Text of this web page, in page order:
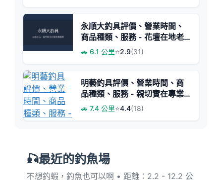
永順大釣具評價、營業時間、
商品種類、服務 - 花壇在地老
🚗 6.1 公里⭐2.9(31)
明藝釣具評價、營業時間、商
品種類、服務 - 親切實在專業
諮詢
🚗 7.4 公里⭐4.4(18)
🎣最近的釣魚場
不想釣蝦，釣魚也可以啊 • 距離：2.2 - 12.2 公